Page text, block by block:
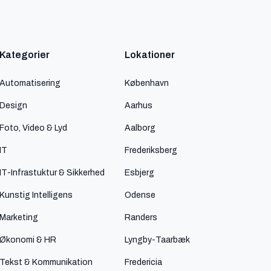
Kategorier
Automatisering
Design
Foto, Video & Lyd
IT
IT-Infrastuktur & Sikkerhed
Kunstig Intelligens
Marketing
Økonomi & HR
Tekst & Kommunikation
Lokationer
København
Aarhus
Aalborg
Frederiksberg
Esbjerg
Odense
Randers
Lyngby-Taarbæk
Fredericia